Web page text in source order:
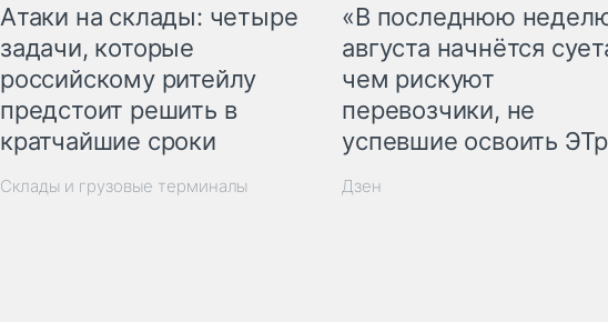
Атаки на склады: четыре
задачи, которые
российскому ритейлу
предстоит решить в
кратчайшие сроки
Склады и грузовые терминалы
«В последнюю
августа начнётся
чем рискуют
перевозчики, не
успевшие освоить
Дзен